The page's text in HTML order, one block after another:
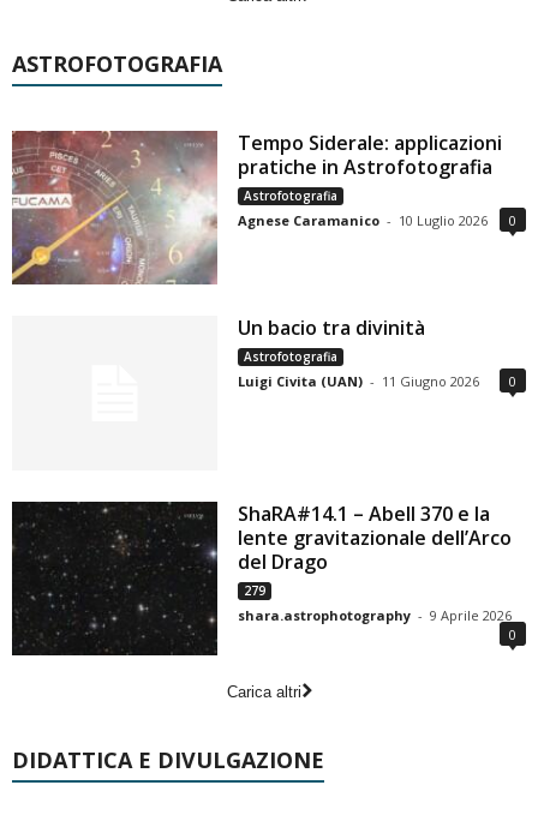
ASTROFOTOGRAFIA
Tempo Siderale: applicazioni
pratiche in Astrofotografia
Astrofotografia
Agnese Caramanico - 10 Luglio 2026 0
Un bacio tra divinità
Astrofotografia
Luigi Civita (UAN) - 11 Giugno 2026 0
ShaRA#14.1 – Abell 370 e la
lente gravitazionale dell’Arco
del Drago
279
shara.astrophotography - 9 Aprile 2026
0
Carica altri
DIDATTICA E DIVULGAZIONE